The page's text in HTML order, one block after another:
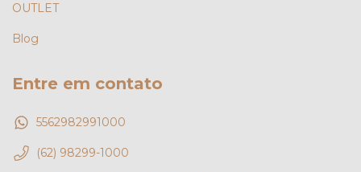
OUTLET
Blog
Entre em contato
5562982991000
(62) 98299-1000